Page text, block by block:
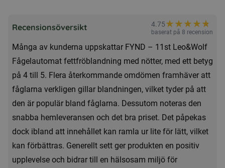
Recensionsöversikt 4.75★★★★★
★
baserat på 8 recension
Många av kunderna uppskattar FYND – 11st Leo&Wolf
Fågelautomat fettfröblandning med nötter, med ett betyg
på 4 till 5. Flera återkommande omdömen framhäver att
fåglarna verkligen gillar blandningen, vilket tyder på att
den är populär bland fåglarna. Dessutom noteras den
snabba hemleveransen och det bra priset. Det påpekas
dock ibland att innehållet kan ramla ur lite för lätt, vilket
kan förbättras. Generellt sett ger produkten en positiv
upplevelse och bidrar till en hälsosam miljö för